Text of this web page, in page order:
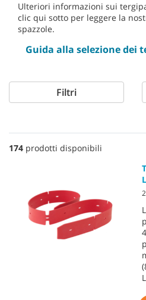
Ulteriori informazioni sui
clic qui sotto per leggere la
spazzole.
Guida alla selezione dei
Filtri
174 prodotti disponibili